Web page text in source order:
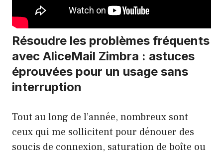
Résoudre les problèmes fréquents
avec AliceMail Zimbra : astuces
éprouvées pour un usage sans
interruption
Tout au long de l’année, nombreux sont
ceux qui me sollicitent pour dénouer des
soucis de connexion, saturation de boîte ou